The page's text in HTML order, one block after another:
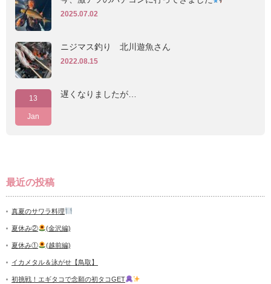
2025.07.02
ニジマス釣り 北川遊魚さん
2022.08.15
13
Jan
遅くなりましたが…
最近の投稿
真夏のサワラ料理
夏休み② (金沢編)
夏休み① (越前編)
イカメタル＆泳がせ【鳥取】
初挑戦！エギタコで念願の初タコGET